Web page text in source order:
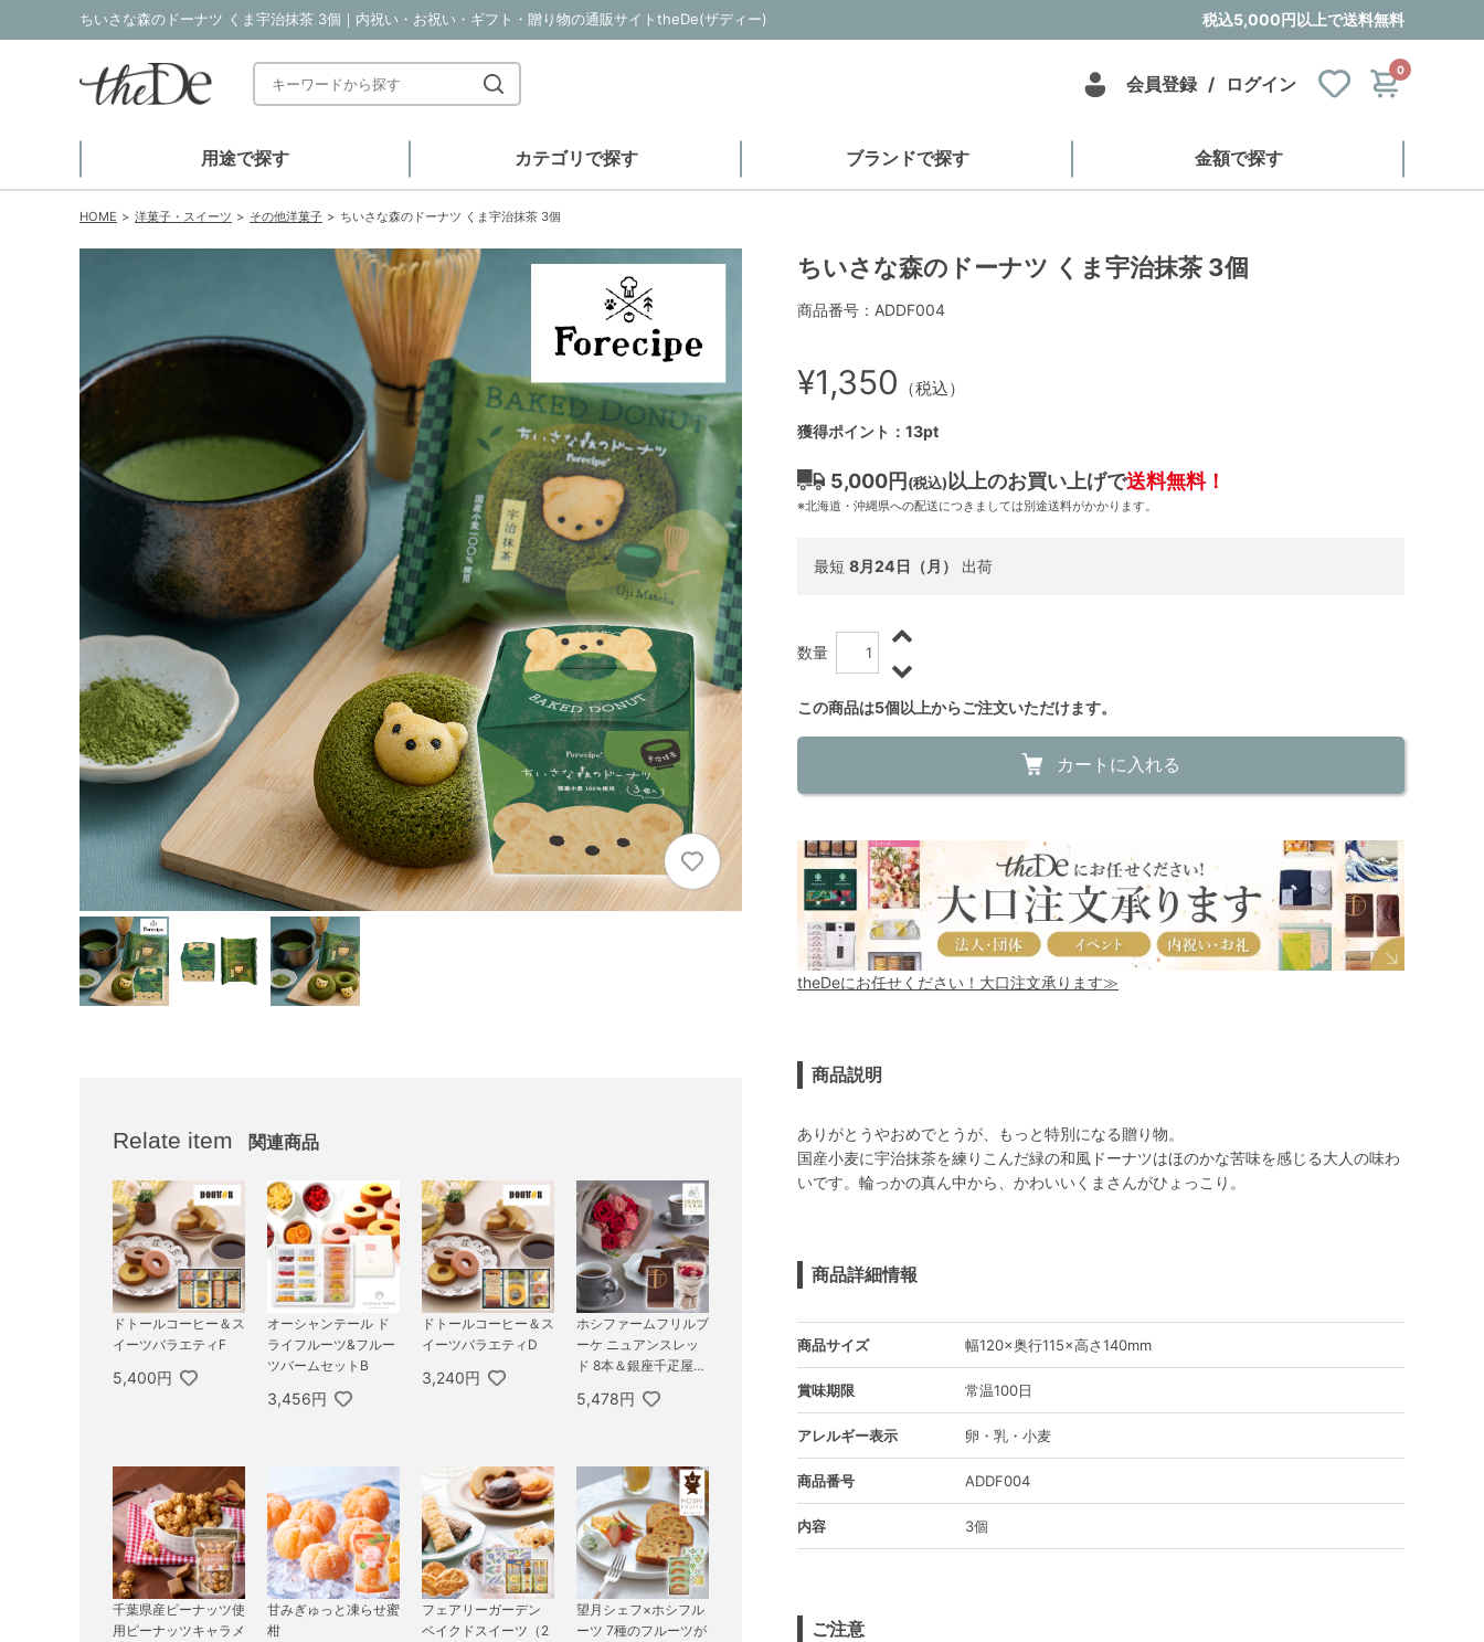
ちいさな森のドーナツ くま宇治抹茶 3個｜内祝い・お祝い・ギフト・贈り物の通販サイトtheDe(ザディー) 税込5,000円以上で送料無料
会員登録 / ログイン
0
用途で探す カテゴリで探す ブランドで探す 金額で探す
HOME 洋菓子・スイーツ その他洋菓子 ちいさな森のドーナツ くま宇治抹茶 3個
Relate item 関連商品
ドトールコーヒー＆ス
イーツバラエティF
5,400円
オーシャンテール ド
ライフルーツ&フルー
ツバームセットB
3,456円
ドトールコーヒー＆ス
イーツバラエティD
3,240円
ホシファームフリルブ
ーケ ニュアンスレッ
ド 8本＆銀座千疋屋チ
本
5,478円
千葉県産ピーナッツ使
用ピーナッツキャラメ
甘みぎゅっと凍らせ蜜
柑
フェアリーガーデン
ベイクドスイーツ（2
望月シェフ×ホシフル
ーツ 7種のフルーツが
ちいさな森のドーナツ くま宇治抹茶 3個
商品番号：ADDF004
¥1,350 （税込）
獲得ポイント：13pt
5,000円 (税込) 以上のお買い上げで送料無料！
※北海道・沖縄県への配送につきましては別途送料がかかります。
最短 8月24日（月） 出荷
数量
この商品は5個以上からご注文いただけます。
カートに入れる
theDeにお任せください！大口注文承ります≫
商品説明
ありがとうやおめでとうが、もっと特別になる贈り物。
国産小麦に宇治抹茶を練りこんだ緑の和風ドーナツはほのかな苦味を感じる大人の味わ
いです。輪っかの真ん中から、かわいいくまさんがひょっこり。
商品詳細情報
商品サイズ 幅120×奥行115×高さ140mm
賞味期限 常温100日
アレルギー表示 卵・乳・小麦
商品番号 ADDF004
内容 3個
ご注意